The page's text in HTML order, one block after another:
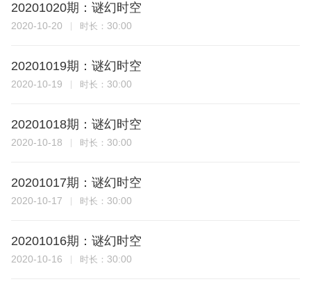
20201020期：谜幻时空
2020-10-20 时长： 30:00
20201019期：谜幻时空
2020-10-19 时长： 30:00
20201018期：谜幻时空
2020-10-18 时长： 30:00
20201017期：谜幻时空
2020-10-17 时长： 30:00
20201016期：谜幻时空
2020-10-16 时长： 30:00